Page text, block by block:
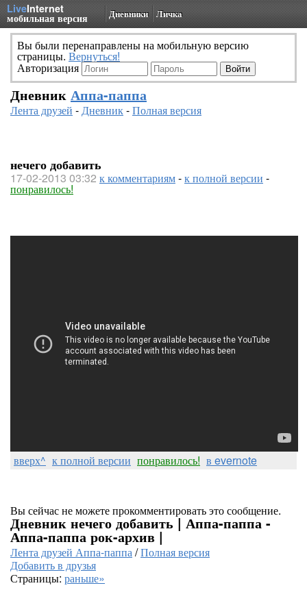
LiveInternet
мобильная версия Дневники Личка
Вы были перенаправлены на мобильную версию
страницы. Вернуться!
Авторизация
Дневник Аппа-паппа
Лента друзей -Дневник-Полная версия
нечего добавить
17-02-2013 03:32 к комментариям-к полной версии -
понравилось!
вверх^ к полной версии понравилось! в evernote
Вы сейчас не можете прокомментировать это сообщение.
Дневник нечего добавить | Аппа-паппа -
Аппа-паппа рок-архив |
Лента друзей Аппа-паппа/Полная версия
Добавить в друзья
Страницы: раньше»